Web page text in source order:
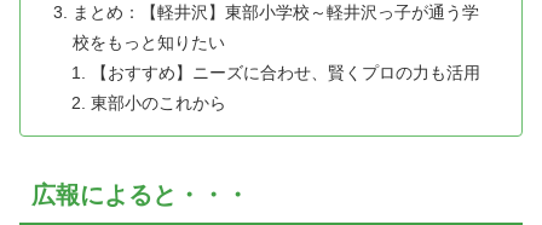
まとめ：【軽井沢】東部小学校～軽井沢っ子が通う学
校をもっと知りたい
【おすすめ】ニーズに合わせ、賢くプロの力も活用
東部小のこれから
広報によると・・・